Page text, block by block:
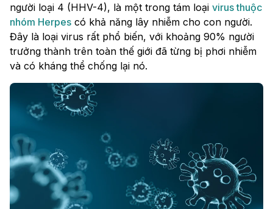
người loại 4 (HHV-4), là một trong tám loại virus thuộc
nhóm Herpes có khả năng lây nhiễm cho con người.
Đây là loại virus rất phổ biến, với khoảng 90% người
trưởng thành trên toàn thế giới đã từng bị phơi nhiễm
và có kháng thể chống lại nó.